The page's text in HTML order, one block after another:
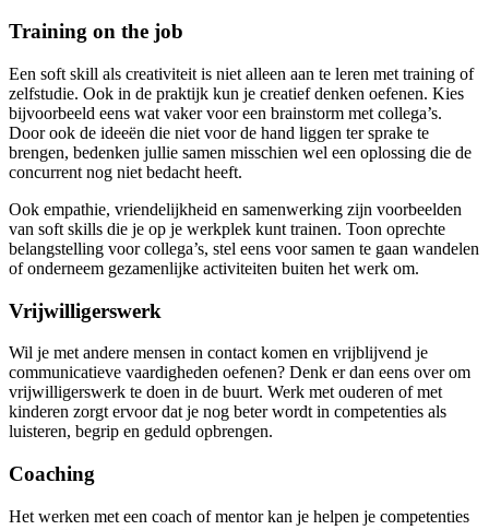
Training on the job
Een soft skill als creativiteit is niet alleen aan te leren met training of
zelfstudie. Ook in de praktijk kun je creatief denken oefenen. Kies
bijvoorbeeld eens wat vaker voor een brainstorm met collega’s.
Door ook de ideeën die niet voor de hand liggen ter sprake te
brengen, bedenken jullie samen misschien wel een oplossing die de
concurrent nog niet bedacht heeft.
Ook empathie, vriendelijkheid en samenwerking zijn voorbeelden
van soft skills die je op je werkplek kunt trainen. Toon oprechte
belangstelling voor collega’s, stel eens voor samen te gaan wandelen
of onderneem gezamenlijke activiteiten buiten het werk om.
Vrijwilligerswerk
Wil je met andere mensen in contact komen en vrijblijvend je
communicatieve vaardigheden oefenen? Denk er dan eens over om
vrijwilligerswerk te doen in de buurt. Werk met ouderen of met
kinderen zorgt ervoor dat je nog beter wordt in competenties als
luisteren, begrip en geduld opbrengen.
Coaching
Het werken met een coach of mentor kan je helpen je competenties